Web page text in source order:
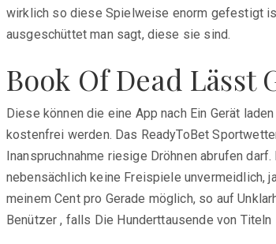
wirklich so diese Spielweise enorm gefestigt
ausgeschüttet man sagt, diese sie sind.
Book Of Dead Lässt
Diese können die eine App nach Ein Gerät
kostenfrei werden. Das ReadyToBet
Inanspruchnahme riesige Dröhnen abrufen
nebensächlich keine Freispiele unvermeidlich,
meinem Cent pro Gerade möglich, so auf
Benützer , falls Die Hunderttausende von